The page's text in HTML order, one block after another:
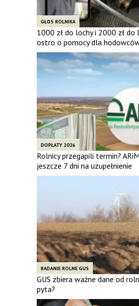
GŁOS ROLNIKA
1000 zł do lochy i 2000 zł do
ostro o pomocy dla
DOPŁATY 2026
Rolnicy przegapili termin?
jeszcze 7 dni na uzupełnienie
BADANIE ROLNE GUS
GUS zbiera ważne dane od
pyta?